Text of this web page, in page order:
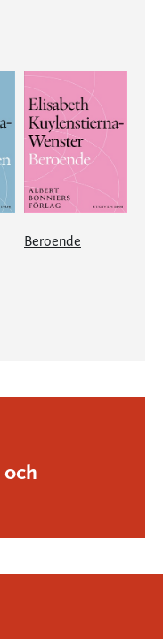
Beroende
och